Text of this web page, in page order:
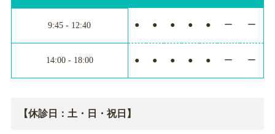
9:45 - 12:40 ● ● ● ● ● ー ー
14:00 - 18:00 ● ● ● ● ● ー ー
【休診日：土・日・祝日】